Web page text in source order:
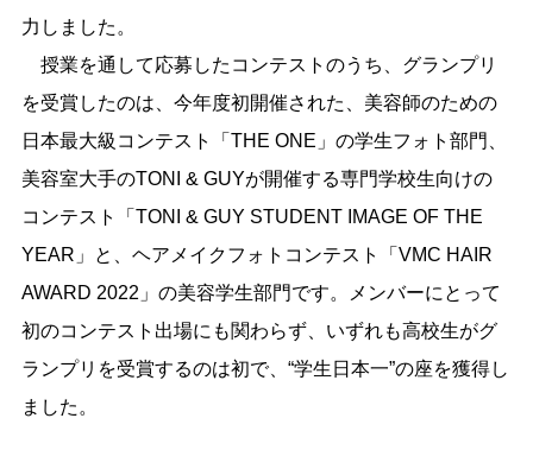
力しました。
授業を通して応募したコンテストのうち、グランプリ
を受賞したのは、今年度初開催された、美容師のための
日本最大級コンテスト「THE ONE」の学生フォト部門、
美容室大手のTONI & GUYが開催する専門学校生向けの
コンテスト「TONI & GUY STUDENT IMAGE OF THE
YEAR」と、ヘアメイクフォトコンテスト「VMC HAIR
AWARD 2022」の美容学生部門です。メンバーにとって
初のコンテスト出場にも関わらず、いずれも高校生がグ
ランプリを受賞するのは初で、“学生日本一”の座を獲得し
ました。